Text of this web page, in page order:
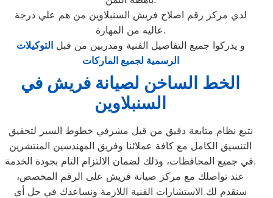
لدي مركز رقم اصلاح فريش السنبلاوين من هم علي درجة
عاليه من المهارة.
و يدركوا جميع التفاصيل الفنية ومدربين من قبلالتوكيلات
الرسمية لجميع الماركات
الخط الساخن لصيانة فريش في
السنبلاوين
نتبع نظام متابعة دقيق من قبل مشرفي خطوط السير لتحقيق
التنسيق الكامل مع كافة عملائنا وفريق المهندسين المنتشرين
في جميع المحافظات، وذلك لضمان الالتزام التام بجودة الخدمة.
عند تواصلك مع مركز صيانة فريش على الرقم المخصص،
سنقدم لك الاستشارات الفنية اللازمة ونساعدك في حل أي